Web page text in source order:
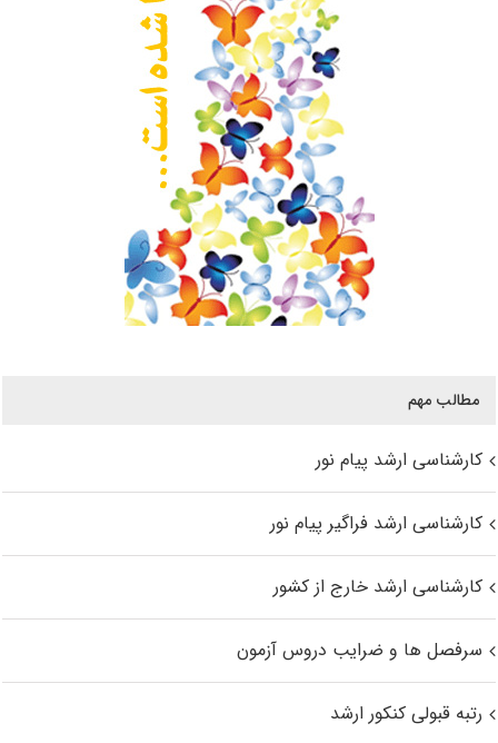
مطالب مهم
کارشناسی ارشد پیام نور
کارشناسی ارشد فراگیر پیام نور
کارشناسی ارشد خارج از کشور
سرفصل ها و ضرایب دروس آزمون
رتبه قبولی کنکور ارشد